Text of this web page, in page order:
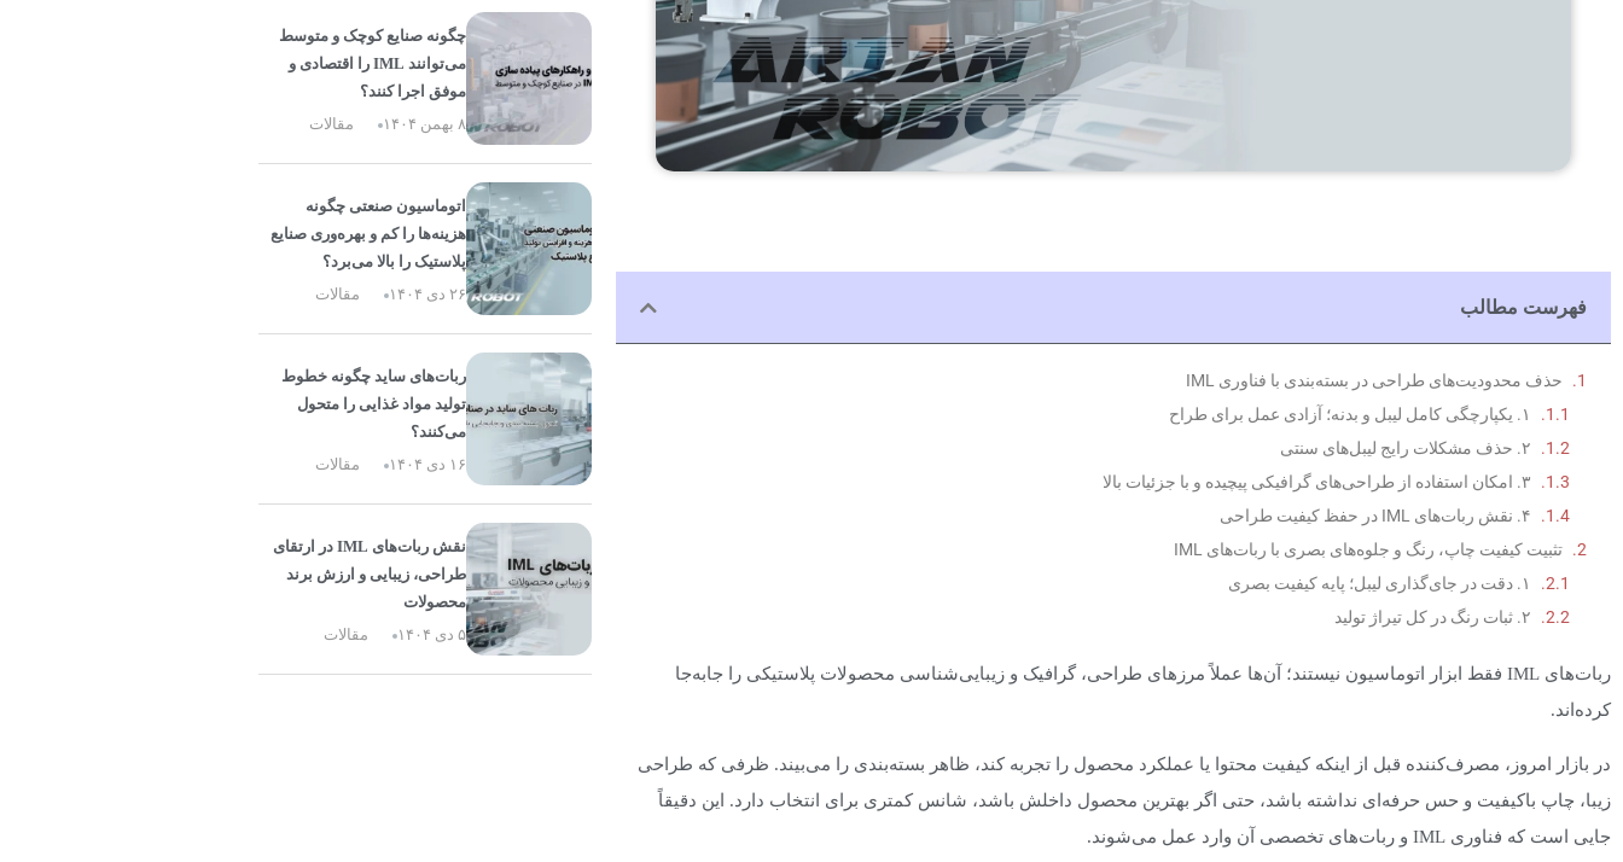
فهرست مطالب
حذف محدودیت‌های طراحی در بسته‌بندی با فناوری IML
۱. یکپارچگی کامل لیبل و بدنه؛ آزادی عمل برای طراح
۲. حذف مشکلات رایج لیبل‌های سنتی
۳. امکان استفاده از طراحی‌های گرافیکی پیچیده و با جزئیات بالا
۴. نقش ربات‌های IML در حفظ کیفیت طراحی
تثبیت کیفیت چاپ، رنگ و جلوه‌های بصری با ربات‌های IML
۱. دقت در جای‌گذاری لیبل؛ پایه کیفیت بصری
۲. ثبات رنگ در کل تیراژ تولید
۴. تأثیر مستقیم کیفیت ظاهری بر تصمیم خرید مصرف‌کننده
آزادسازی خلاقیت طراحان و تیم‌های بازاریابی با ربات‌های IML
ربات‌های IML فقط ابزار اتوماسیون نیستند؛ آن‌ها عملاً مرزهای طراحی، گرافیک و زیبایی‌شناسی محصولات پلاستیکی را جابه‌جا
کرده‌اند.
در بازار امروز، مصرف‌کننده قبل از اینکه کیفیت محتوا یا عملکرد محصول را تجربه کند، ظاهر بسته‌بندی را می‌بیند. ظرفی که طراحی
زیبا، چاپ باکیفیت و حس حرفه‌ای نداشته باشد، حتی اگر بهترین محصول داخلش باشد، شانس کمتری برای انتخاب دارد. این دقیقاً
جایی است که فناوری IML و ربات‌های تخصصی آن وارد عمل می‌شوند.
چگونه صنایع کوچک و متوسط
می‌توانند IML را اقتصادی و
موفق اجرا کنند؟
۸ بهمن ۱۴۰۴
مقالات
اتوماسیون صنعتی چگونه
هزینه‌ها را کم و بهره‌وری صنایع
پلاستیک را بالا می‌برد؟
۲۶ دی ۱۴۰۴
مقالات
ربات‌های ساید چگونه خطوط
تولید مواد غذایی را متحول
می‌کنند؟
۱۶ دی ۱۴۰۴
مقالات
نقش ربات‌های IML در ارتقای
طراحی، زیبایی و ارزش برند
محصولات
۵ دی ۱۴۰۴
مقالات